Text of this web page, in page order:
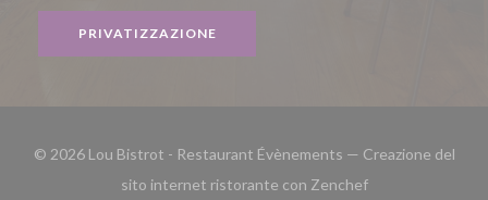
PRIVATIZZAZIONE
© 2026 Lou Bistrot - Restaurant Évènements — Creazione del
sito internet ristorante con Zenchef((apre una nuova